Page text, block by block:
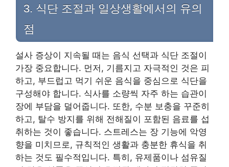
3. 식단 조절과 일상생활에서의 유의
점
설사 증상이 지속될 때는 음식 선택과 식단 조절이
가장 중요합니다. 먼저, 기름지고 자극적인 것은 피
하고, 부드럽고 먹기 쉬운 음식을 중심으로 식단을
구성해야 합니다. 식사를 소량씩 자주 하는 습관이
장에 부담을 덜어줍니다. 또한, 수분 보충을 꾸준히
하고, 탈수 방지를 위해 전해질이 포함된 음료를 섭
취하는 것이 좋습니다. 스트레스는 장 기능에 악영
향을 미치므로, 규칙적인 생활과 충분한 휴식을 취
하는 것도 필수적입니다. 특히, 유제품이나 섬유질